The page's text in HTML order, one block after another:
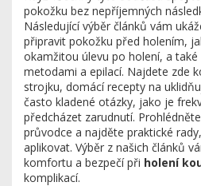
pokožku bez nepříjemných
Následující výběr článků vám
připravit pokožku před holením,
okamžitou úlevu po holení, a
metodami a epilací. Najdete zde
strojku, domácí recepty na
často kladené otázky, jako je
předcházet zarudnutí.
průvodce a najděte praktické
aplikovat. Výběr z našich článků
komfortu a bezpečí při holení
komplikací.